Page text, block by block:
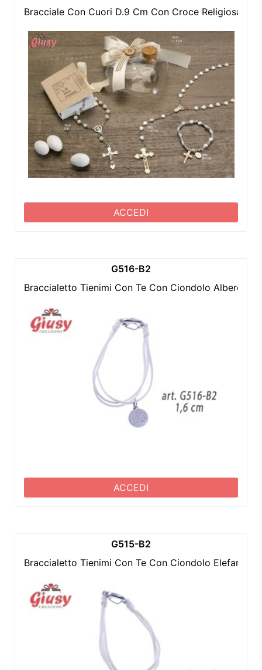
Bracciale Con Cuori D.9 Cm Con Croce Religiosa
ACCEDI
G516-B2
Braccialetto Tienimi Con Te Con Ciondolo Albero
ACCEDI
G515-B2
Braccialetto Tienimi Con Te Con Ciondolo Elefantino